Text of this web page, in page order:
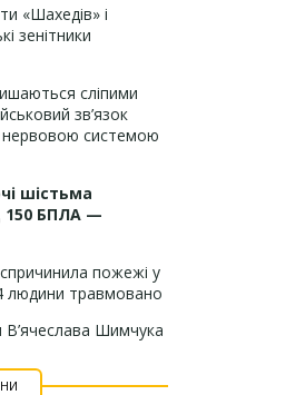
«Шахедів» і
зенітники
сліпими
зв’язок
системою
шістьма
150 БПЛА —
пожежі у
людини травмовано
В’ячеслава Шимчука